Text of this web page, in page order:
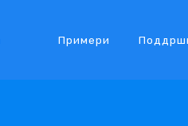
Примери